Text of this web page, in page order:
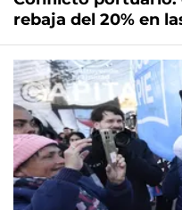
rebaja del 20% en